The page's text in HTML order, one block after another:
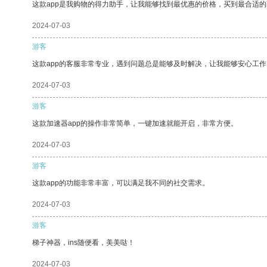
这款app是我购物的得力助手，让我能够找到最优惠的价格，买到最合适的
2024-07-03
游客
这款app的客服非常专业，遇到问题总是能够及时解决，让我能够安心工作
2024-07-03
游客
这款加速器app的操作非常简单，一键加速就能开启，非常方便。
2024-07-03
游客
这款app的功能非常丰富，可以满足我不同的社交需求。
2024-07-03
游客
梯子神器，ins随便看，美美哒！
2024-07-03